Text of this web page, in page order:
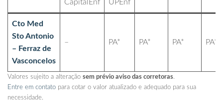
CapitalEnf UPEnf
Cto Med
Sto Antonio
– Ferraz de
Vasconcelos
– PA* PA* PA* PA*
Valores sujeito a alteração sem prévio aviso das corretoras.
Entre em contato para cotar o valor atualizado e adequado para sua
necessidade.